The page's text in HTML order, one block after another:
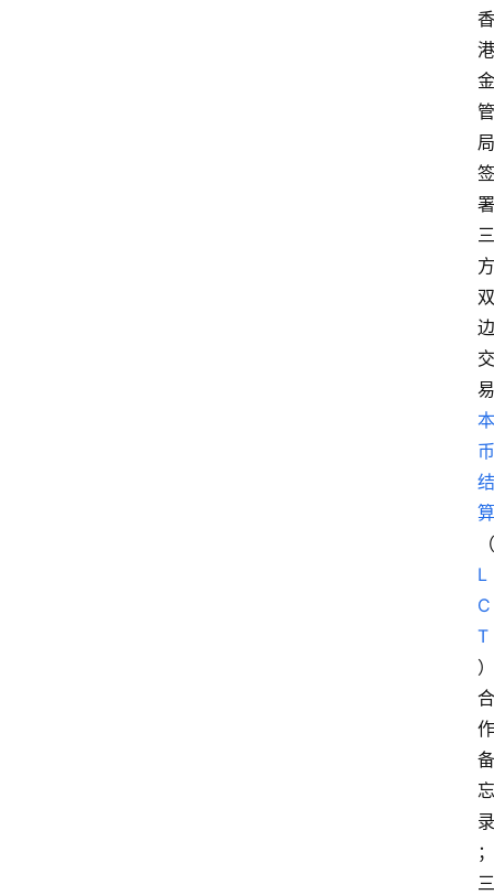
香
港
金
管
局
签
署
三
方
双
边
交
易
本
币
结
算
（
L
C
T
）
合
作
备
忘
录
；
三